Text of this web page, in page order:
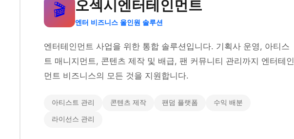
🎬 오섹시엔터테인먼트
엔터 비즈니스 올인원 솔루션
엔터테인먼트 사업을 위한 통합 솔루션입니다. 기획사 운영, 아티스
트 매니지먼트, 콘텐츠 제작 및 배급, 팬 커뮤니티 관리까지 엔터테인
먼트 비즈니스의 모든 것을 지원합니다.
아티스트 관리 콘텐츠 제작 팬덤 플랫폼 수익 배분
라이선스 관리